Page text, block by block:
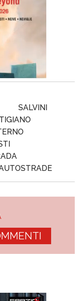
SALVINI